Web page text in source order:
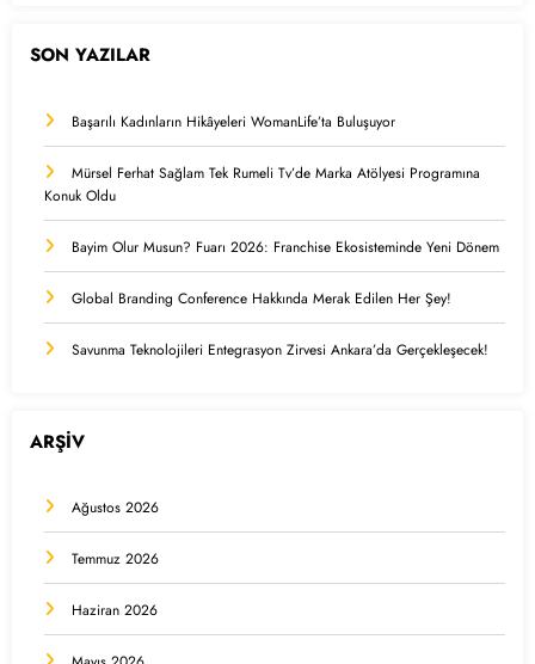
SON YAZILAR
Başarılı Kadınların Hikâyeleri WomanLife’ta Buluşuyor
Mürsel Ferhat Sağlam Tek Rumeli Tv’de Marka Atölyesi Programına
Konuk Oldu
Bayim Olur Musun? Fuarı 2026: Franchise Ekosisteminde Yeni Dönem
Global Branding Conference Hakkında Merak Edilen Her Şey!
Savunma Teknolojileri Entegrasyon Zirvesi Ankara’da Gerçekleşecek!
ARŞİV
Ağustos 2026
Temmuz 2026
Haziran 2026